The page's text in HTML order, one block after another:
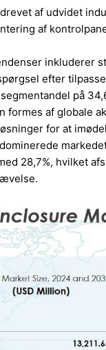
af udvidet
af
inkluderer
efter
på
formes af globale
for at
28,7%, hvilket